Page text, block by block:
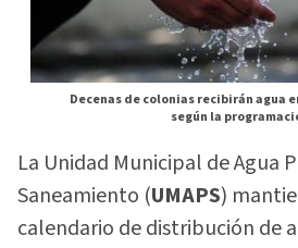
Decenas de colonias recibirán agua
según la
La Unidad Municipal de Agua
Saneamiento (UMAPS)
calendario de distribución de